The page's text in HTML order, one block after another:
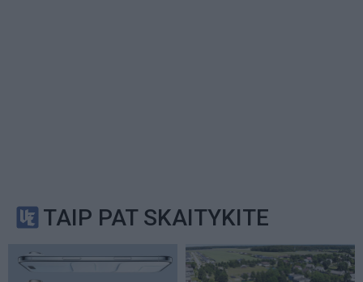
TAIP PAT SKAITYKITE